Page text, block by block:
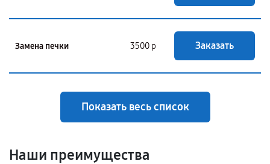
Замена печки 3500 р Заказать
Показать весь список
Наши преимущества